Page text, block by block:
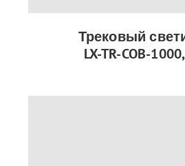
Трековый
LX-TR-COB-